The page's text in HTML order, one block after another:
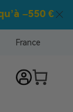
France